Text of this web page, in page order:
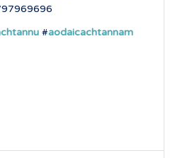
#aodaicachtannam